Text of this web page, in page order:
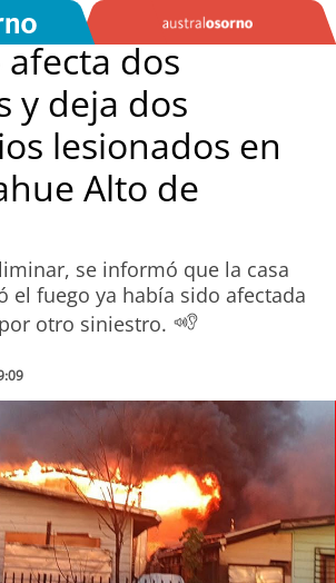
dos
y deja dos
lesionados en
Alto de
se informó que la casa
el fuego ya había sido afectada
otro siniestro.